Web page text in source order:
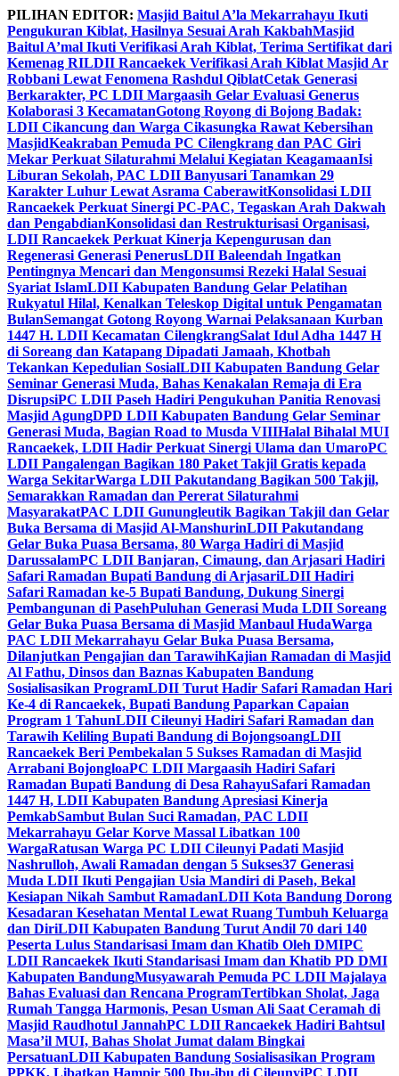
Skip
to
content
PILIHAN EDITOR: Masjid Baitul A’la Mekarrahayu Ikuti
Pengukuran Kiblat, Hasilnya Sesuai Arah KakbahMasjid
Baitul A’mal Ikuti Verifikasi Arah Kiblat, Terima Sertifikat dari
Kemenag RILDII Rancaekek Verifikasi Arah Kiblat Masjid Ar
Robbani Lewat Fenomena Rashdul QiblatCetak Generasi
Berkarakter, PC LDII Margaasih Gelar Evaluasi Generus
Kolaborasi 3 KecamatanGotong Royong di Bojong Badak:
LDII Cikancung dan Warga Cikasungka Rawat Kebersihan
MasjidKeakraban Pemuda PC Cilengkrang dan PAC Giri
Mekar Perkuat Silaturahmi Melalui Kegiatan KeagamaanIsi
Liburan Sekolah, PAC LDII Banyusari Tanamkan 29
Karakter Luhur Lewat Asrama CaberawitKonsolidasi LDII
Rancaekek Perkuat Sinergi PC-PAC, Tegaskan Arah Dakwah
dan PengabdianKonsolidasi dan Restrukturisasi Organisasi,
LDII Rancaekek Perkuat Kinerja Kepengurusan dan
Regenerasi Generasi PenerusLDII Baleendah Ingatkan
Pentingnya Mencari dan Mengonsumsi Rezeki Halal Sesuai
Syariat IslamLDII Kabupaten Bandung Gelar Pelatihan
Rukyatul Hilal, Kenalkan Teleskop Digital untuk Pengamatan
BulanSemangat Gotong Royong Warnai Pelaksanaan Kurban
1447 H. LDII Kecamatan CilengkrangSalat Idul Adha 1447 H
di Soreang dan Katapang Dipadati Jamaah, Khotbah
Tekankan Kepedulian SosialLDII Kabupaten Bandung Gelar
Seminar Generasi Muda, Bahas Kenakalan Remaja di Era
DisrupsiPC LDII Paseh Hadiri Pengukuhan Panitia Renovasi
Masjid AgungDPD LDII Kabupaten Bandung Gelar Seminar
Generasi Muda, Bagian Road to Musda VIIIHalal Bihalal MUI
Rancaekek, LDII Hadir Perkuat Sinergi Ulama dan UmaroPC
LDII Pangalengan Bagikan 180 Paket Takjil Gratis kepada
Warga SekitarWarga LDII Pakutandang Bagikan 500 Takjil,
Semarakkan Ramadan dan Pererat Silaturahmi
MasyarakatPAC LDII Gunungleutik Bagikan Takjil dan Gelar
Buka Bersama di Masjid Al-ManshurinLDII Pakutandang
Gelar Buka Puasa Bersama, 80 Warga Hadiri di Masjid
DarussalamPC LDII Banjaran, Cimaung, dan Arjasari Hadiri
Safari Ramadan Bupati Bandung di ArjasariLDII Hadiri
Safari Ramadan ke-5 Bupati Bandung, Dukung Sinergi
Pembangunan di PasehPuluhan Generasi Muda LDII Soreang
Gelar Buka Puasa Bersama di Masjid Manbaul HudaWarga
PAC LDII Mekarrahayu Gelar Buka Puasa Bersama,
Dilanjutkan Pengajian dan TarawihKajian Ramadan di Masjid
Al Fathu, Dinsos dan Baznas Kabupaten Bandung
Sosialisasikan ProgramLDII Turut Hadir Safari Ramadan Hari
Ke-4 di Rancaekek, Bupati Bandung Paparkan Capaian
Program 1 TahunLDII Cileunyi Hadiri Safari Ramadan dan
Tarawih Keliling Bupati Bandung di BojongsoangLDII
Rancaekek Beri Pembekalan 5 Sukses Ramadan di Masjid
Arrabani BojongloaPC LDII Margaasih Hadiri Safari
Ramadan Bupati Bandung di Desa RahayuSafari Ramadan
1447 H, LDII Kabupaten Bandung Apresiasi Kinerja
PemkabSambut Bulan Suci Ramadan, PAC LDII
Mekarrahayu Gelar Korve Massal Libatkan 100
WargaRatusan Warga PC LDII Cileunyi Padati Masjid
Nashrulloh, Awali Ramadan dengan 5 Sukses37 Generasi
Muda LDII Ikuti Pengajian Usia Mandiri di Paseh, Bekal
Kesiapan Nikah Sambut RamadanLDII Kota Bandung Dorong
Kesadaran Kesehatan Mental Lewat Ruang Tumbuh Keluarga
dan DiriLDII Kabupaten Bandung Turut Andil 70 dari 140
Peserta Lulus Standarisasi Imam dan Khatib Oleh DMIPC
LDII Rancaekek Ikuti Standarisasi Imam dan Khatib PD DMI
Kabupaten BandungMusyawarah Pemuda PC LDII Majalaya
Bahas Evaluasi dan Rencana ProgramTertibkan Sholat, Jaga
Rumah Tangga Harmonis, Pesan Usman Ali Saat Ceramah di
Masjid Raudhotul JannahPC LDII Rancaekek Hadiri Bahtsul
Masa’il MUI, Bahas Sholat Jumat dalam Bingkai
PersatuanLDII Kabupaten Bandung Sosialisasikan Program
PPKK, Libatkan Hampir 500 Ibu-ibu di CileunyiPC LDII